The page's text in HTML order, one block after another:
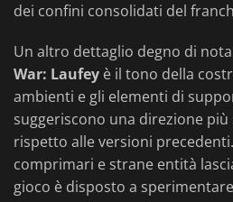
dei confini consolidati del
Un altro dettaglio degno di
War: Laufey è il tono della
ambienti e gli elementi di
suggeriscono una direzione
rispetto alle versioni
comprimari e strane entità
gioco è disposto a